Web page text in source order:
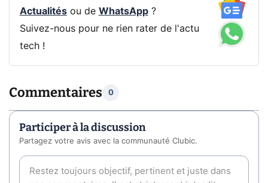
Actualitésou de WhatsApp?
Suivez-nous pour ne rien rater de l'actu
tech !
Commentaires 0
Participer à la discussion
Partagez votre avis avec la communauté Clubic.